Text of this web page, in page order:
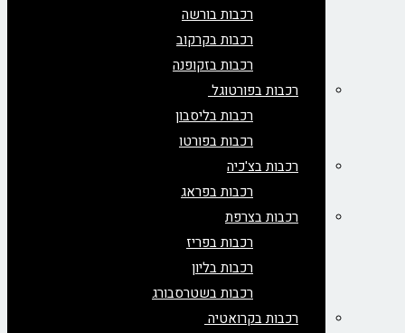
רכבות בורשה
רכבות בקרקוב
רכבות בזקופנה
רכבות בפורטוגל
רכבות בליסבון
רכבות בפורטו
רכבות בצ'כיה
רכבות בפראג
רכבות בצרפת
רכבות בפריז
רכבות בליון
רכבות בשטרסבורג
רכבות בקרואטיה